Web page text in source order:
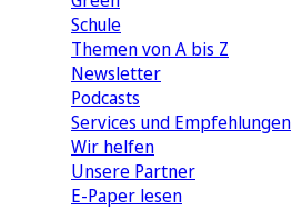
Schule
Themen von A bis Z
Newsletter
Podcasts
Services und Empfehlungen
Wir helfen
Unsere Partner
E-Paper lesen